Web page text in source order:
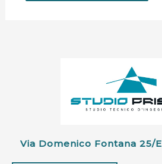
Via Domenico Fontana 25/